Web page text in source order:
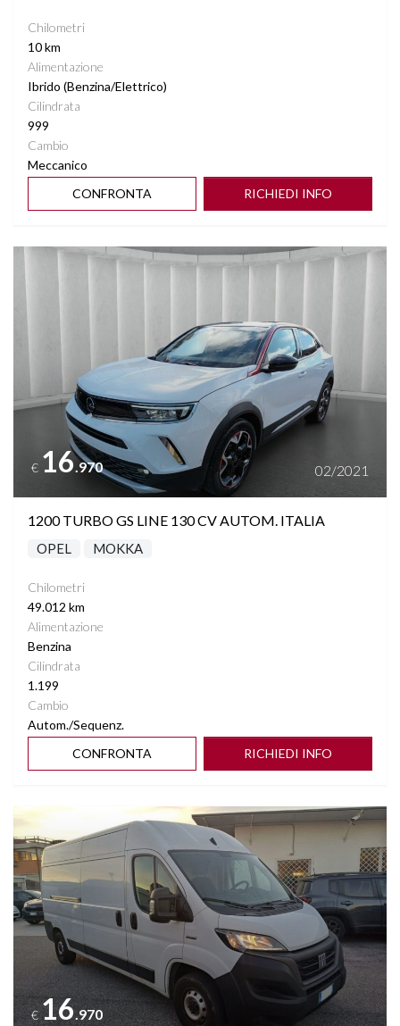
Chilometri
10 km
Alimentazione
Ibrido (Benzina/Elettrico)
Cilindrata
999
Cambio
Meccanico
CONFRONTA
RICHIEDI INFO
Vedi dettagli
€ 16.970 02/2021
1200 TURBO GS LINE 130 CV AUTOM. ITALIA
OPEL MOKKA
Chilometri
49.012 km
Alimentazione
Benzina
Cilindrata
1.199
Cambio
Autom./Sequenz.
CONFRONTA
RICHIEDI INFO
Vedi dettagli
€16.970